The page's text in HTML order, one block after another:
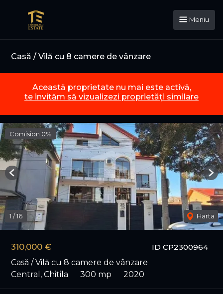
Meniu
Casă / Vilă cu 8 camere de vânzare
Această proprietate nu mai este activă,
te invităm să vizualizezi proprietăți similare
ID CP2300964
310,000 €
Casă / Vilă cu 8 camere de vânzare
Central, Chitila
300 mp 2020
Comision 0%
1 /16 Harta
Previous